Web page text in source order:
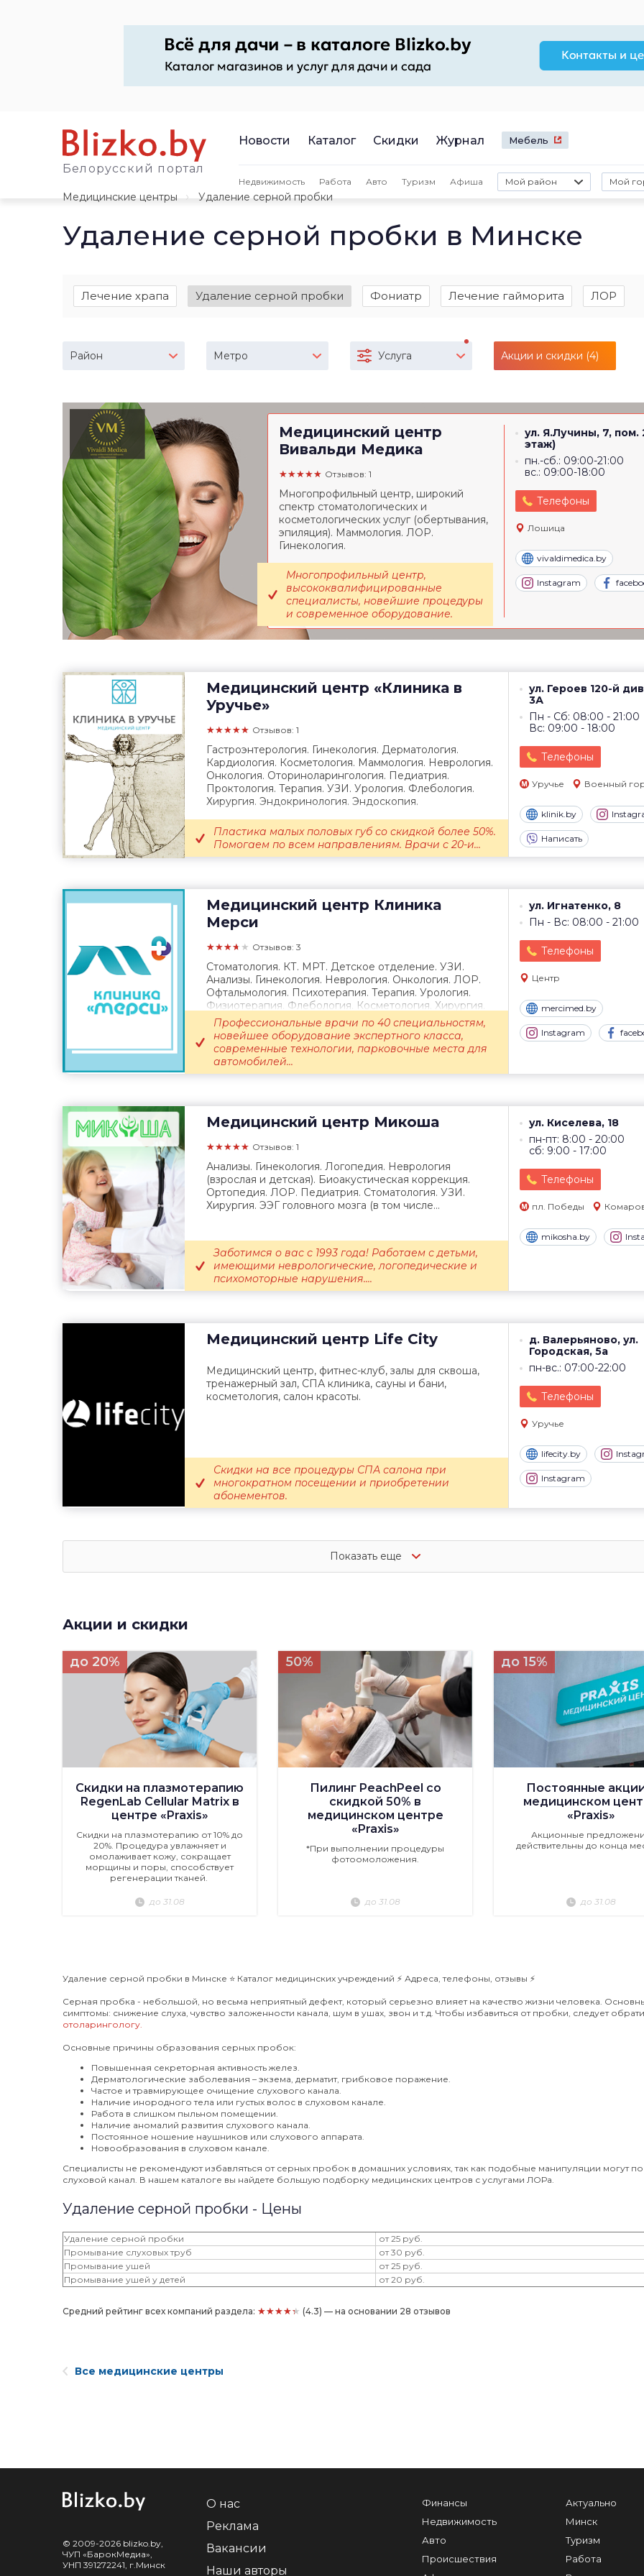
Белорусский портал
Новости Каталог Скидки Журнал Мебель
Недвижимость Работа Авто Туризм Афиша Мой район Мой
Медицинские центры Удаление серной пробки
Удаление серной пробки в Минске
Лечение храпа Удаление серной пробки Фониатр Лечение гайморита ЛОР
Район Метро Услуга Акции и скидки (4)
Медицинский центр
Вивальди Медика
★★★★★ Отзывов: 1
ул. Я.Лучины, 7, пом.
этаж)
пн.-сб.: 09:00-21:00
вс.: 09:00-18:00
Телефоны
Лошица
vivaldimedica.by
Instagram
Многопрофильный центр, широкий
спектр стоматологических и
косметологических услуг (обертывания,
эпиляция). Маммология. ЛОР.
Гинекология.
Многопрофильный центр,
высококвалифицированные
специалисты, новейшие процедуры
и современное оборудование.
Медицинский центр «Клиника в
Уручье»
★★★★★ Отзывов: 1
ул. Героев 120-й
3А
Пн - Сб: 08:00 - 21:00
Вс: 09:00 - 18:00
Телефоны
Уручье Военный
klinik.by
Написать
Гастроэнтерология. Гинекология. Дерматология.
Кардиология. Косметология. Маммология. Неврология.
Онкология. Оториноларингология. Педиатрия.
Проктология. Терапия. УЗИ. Урология. Флебология.
Хирургия. Эндокринология. Эндоскопия.
Пластика малых половых губ со скидкой более 50%.
Помогаем по всем направлениям. Врачи с 20-и...
Медицинский центр Клиника
Мерси
★★★★★ Отзывов: 3
ул. Игнатенко, 8
Пн - Вс: 08:00 - 21:00
Телефоны
Центр
mercimed.by
Instagram
Стоматология. КТ. МРТ. Детское отделение. УЗИ.
Анализы. Гинекология. Неврология. Онкология. ЛОР.
Офтальмология. Психотерапия. Терапия. Урология.
Физиотерапия. Флебология. Косметология. Хирургия.
Выезд врача...
Профессиональные врачи по 40 специальностям,
новейшее оборудование экспертного класса,
современные технологии, парковочные места для
автомобилей...
Медицинский центр Микоша
★★★★★ Отзывов: 1
ул. Киселева, 18
пн-пт: 8:00 - 20:00
сб: 9:00 - 17:00
Телефоны
пл. Победы
mikosha.by
Анализы. Гинекология. Логопедия. Неврология
(взрослая и детская). Биоакустическая коррекция.
Ортопедия. ЛОР. Педиатрия. Стоматология. УЗИ.
Хирургия. ЭЭГ головного мозга (в том числе...
Заботимся о вас с 1993 года! Работаем с детьми,
имеющими неврологические, логопедические и
психомоторные нарушения....
Медицинский центр Life City
д. Валерьяново, ул.
Городская, 5а
пн-вс.: 07:00-22:00
Телефоны
Уручье
lifecity.by
Instagram
Медицинский центр, фитнес-клуб, залы для сквоша,
тренажерный зал, СПА клиника, сауны и бани,
косметология, салон красоты.
Скидки на все процедуры СПА салона при
многократном посещении и приобретении
абонементов.
Показать еще
Акции и скидки
до 20%
Скидки на плазмотерапию
RegenLab Cellular Matrix в
центре «Praxis»
Скидки на плазмотерапию от 10% до
20%. Процедура увлажняет и
омолаживает кожу, сокращает
морщины и поры, способствует
регенерации тканей.
до 31.08
50%
Пилинг PeachPeel со
скидкой 50% в
медицинском центре
«Praxis»
*При выполнении процедуры
фотоомоложения.
до 31.08
до 15%
Постоянные
медицинском
«Praxis»
Акционные
действительны до конца
до 31.08
Удаление серной пробки в Минске ⭐️ Каталог медицинских учреждений ⚡️ Адреса, телефоны, отзывы ⚡️
Серная пробка - небольшой, но весьма неприятный дефект, который серьезно влияет на качество жизни человека.
симптомы: снижение слуха, чувство заложенности канала, шум в ушах, звон и т.д. Чтобы избавиться от пробки, следует
отоларингологу.
Основные причины образования серных пробок:
Повышенная секреторная активность желез.
Дерматологические заболевания – экзема, дерматит, грибковое поражение.
Частое и травмирующее очищение слухового канала.
Наличие инородного тела или густых волос в слуховом канале.
Работа в слишком пыльном помещении.
Наличие аномалий развития слухового канала.
Постоянное ношение наушников или слухового аппарата.
Новообразования в слуховом канале.
Специалисты не рекомендуют избавляться от серных пробок в домашних условиях, так как подобные манипуляции могут
слуховой канал. В нашем каталоге вы найдете большую подборку медицинских центров с услугами ЛОРа.
Удаление серной пробки - Цены
Удаление серной пробки
от 25 руб.
Промывание слуховых труб
от 30 руб.
Промывание ушей
от 25 руб.
Промывание ушей у детей
от 20 руб.
Средний рейтинг всех компаний раздела: ★★★★★ (4.3) — на основании 28 отзывов
Все медицинские центры
© 2009-2026 blizko.by,
ЧУП «БарокМедиа»,
УНП 391272241, г.Минск
О нас
Реклама
Вакансии
Наши авторы
Финансы
Недвижимость
Авто
Происшествия
Актуально
Минск
Туризм
Работа